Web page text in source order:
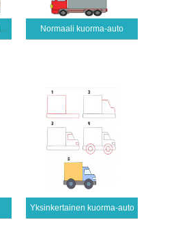
Kippiauto yksityiskohtaisilla oppailla Normaali kuorma-auto
Yksinkertainen kuorma-auto